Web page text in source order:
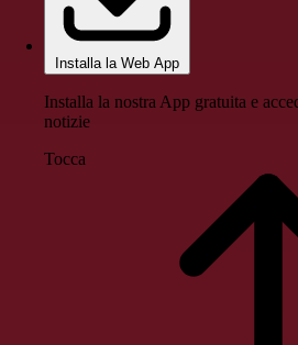
Installa la Web App
Installa la nostra App gratuita e
notizie
Tocca